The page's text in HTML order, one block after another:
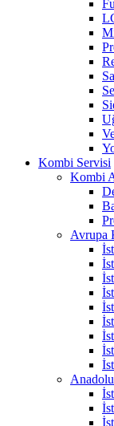
Kombi Servisi
Kombi
Avrupa